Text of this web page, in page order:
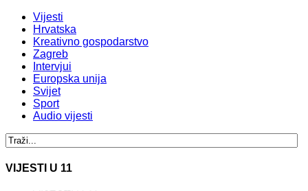
Vijesti
Hrvatska
Kreativno gospodarstvo
Zagreb
Intervjui
Europska unija
Svijet
Sport
Audio vijesti
VIJESTI U 11